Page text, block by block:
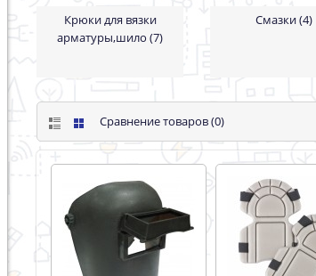
Крюки для вязки
арматуры,шило (7)
Смазки (4)
Сравнение товаров (0)